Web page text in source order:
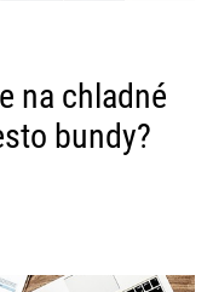
na chladné
bundy?